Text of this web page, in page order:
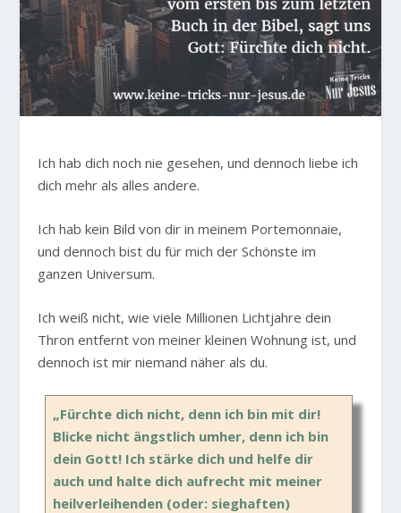
Ich hab dich noch nie gesehen, und dennoch liebe ich
dich mehr als alles andere.
Ich hab kein Bild von dir in meinem Portemonnaie,
und dennoch bist du für mich der Schönste im
ganzen Universum.
Ich weiß nicht, wie viele Millionen Lichtjahre dein
Thron entfernt von meiner kleinen Wohnung ist, und
dennoch ist mir niemand näher als du.
„Fürchte dich nicht, denn ich bin mit dir!
Blicke nicht ängstlich umher, denn ich bin
dein Gott! Ich stärke dich und helfe dir
auch und halte dich aufrecht mit meiner
heilverleihenden (oder: sieghaften)